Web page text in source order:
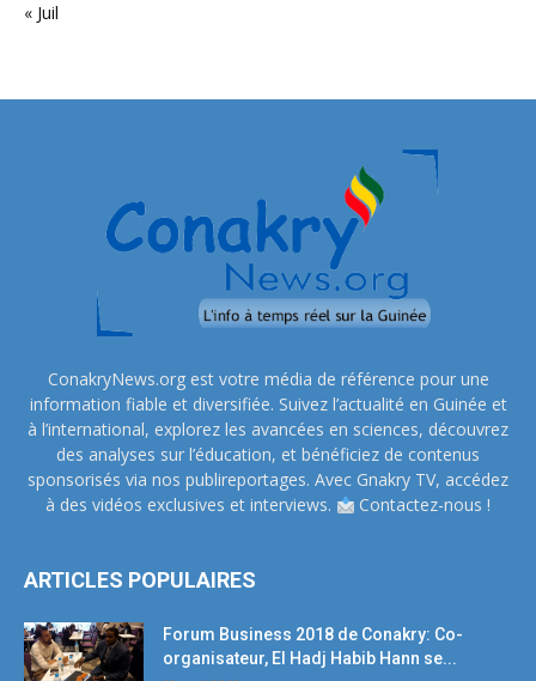
« Juil
ConakryNews.org est votre média de référence pour une
information fiable et diversifiée. Suivez l’actualité en Guinée et
à l’international, explorez les avancées en sciences, découvrez
des analyses sur l’éducation, et bénéficiez de contenus
sponsorisés via nos publireportages. Avec Gnakry TV, accédez
à des vidéos exclusives et interviews.
Contactez-nous !
ARTICLES POPULAIRES
Forum Business 2018 de Conakry: Co-
organisateur, El Hadj Habib Hann se...